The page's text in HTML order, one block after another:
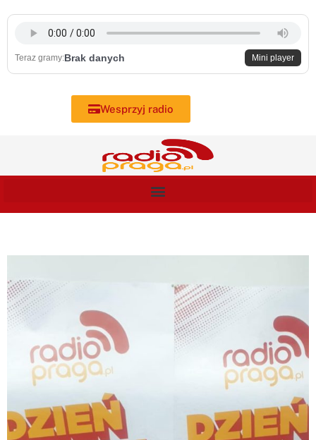
content
Teraz gramy:Brak danych Mini player
Wesprzyj radio